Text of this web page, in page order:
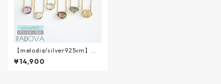
【melodia/silver925vm】雨
のあしあとnecklace || melodi
a SV925
¥14,900